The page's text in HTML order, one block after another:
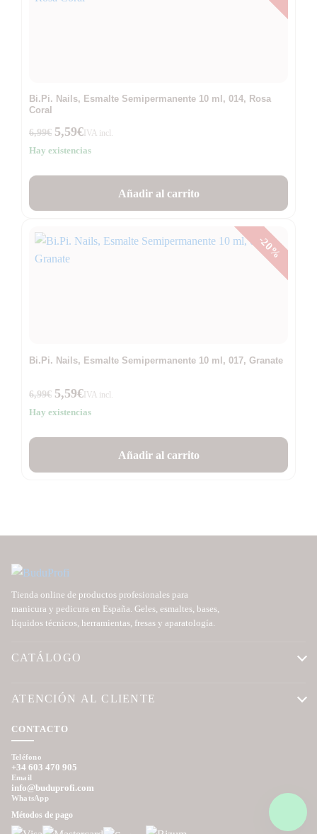
Bi.Pi. Nails, Esmalte Semipermanente 10 ml, 014, Rosa
Coral
6,99€ 5,59€ IVA incl.
Hay existencias
Añadir al carrito
-20%
Bi.Pi. Nails, Esmalte Semipermanente 10 ml, 017, Granate
6,99€ 5,59€ IVA incl.
Hay existencias
Añadir al carrito
Tienda online de productos profesionales para
manicura y pedicura en España. Geles, esmaltes, bases,
líquidos técnicos, herramientas, fresas y aparatología.
CATÁLOGO
ATENCIÓN AL CLIENTE
CONTACTO
Teléfono
+34 603 470 905
Email
info@buduprofi.com
WhatsApp
Métodos de pago